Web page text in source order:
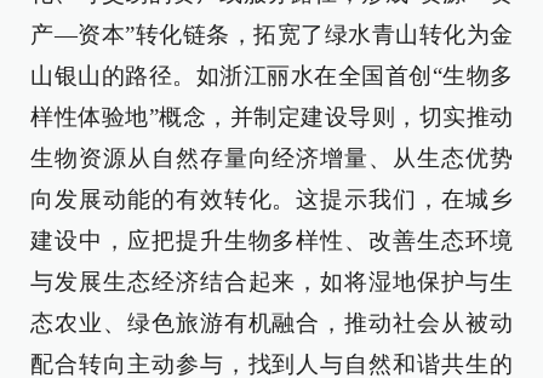
产—资本”转化链条，拓宽了绿水青山转化为金
山银山的路径。如浙江丽水在全国首创“生物多
样性体验地”概念，并制定建设导则，切实推动
生物资源从自然存量向经济增量、从生态优势
向发展动能的有效转化。这提示我们，在城乡
建设中，应把提升生物多样性、改善生态环境
与发展生态经济结合起来，如将湿地保护与生
态农业、绿色旅游有机融合，推动社会从被动
配合转向主动参与，找到人与自然和谐共生的